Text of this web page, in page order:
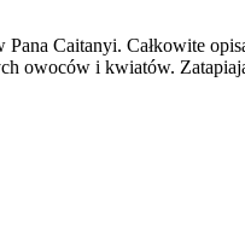
Caitanyi. Całkowite
owoców i kwiatów.